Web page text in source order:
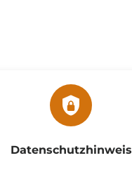
Datenschutzhinweis